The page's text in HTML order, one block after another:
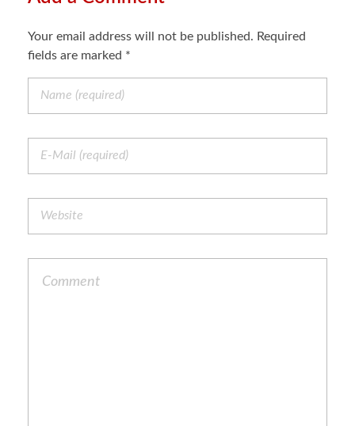
Your email address will not be published. Required
fields are marked *